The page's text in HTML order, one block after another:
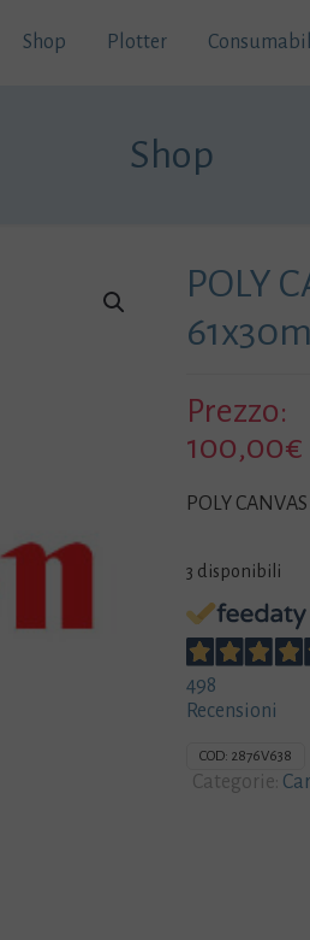
Shop Plotter
Shop
POLY
Prezzo:
100,00€
POLY
3 disponibili
498
Recensioni
COD: 2876V638
Categorie: